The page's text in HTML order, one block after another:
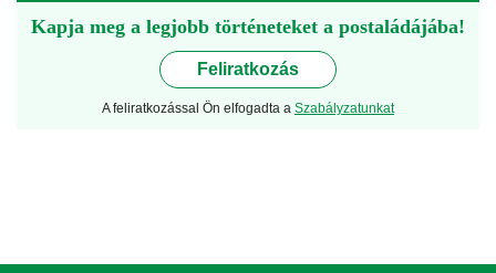
Kapja meg a legjobb történeteket a postaládájába!
Feliratkozás
A feliratkozással Ön elfogadta a Szabályzatunkat